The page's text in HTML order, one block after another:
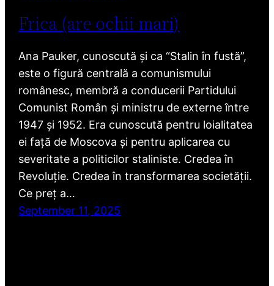
Frica (are ochii mari)
Ana Pauker, cunoscută și ca “Stalin în fustă”,
este o figură centrală a comunismului
românesc, membră a conducerii Partidului
Comunist Român și ministru de externe între
1947 și 1952. Era cunoscută pentru loialitatea
ei față de Moscova și pentru aplicarea cu
severitate a politicilor staliniste. Credea în
Revoluție. Credea în transformarea societății.
Ce preț a…
September 11, 2025